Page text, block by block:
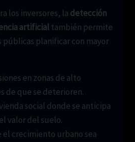
los inversores, la detección
artificialtambién permite
públicas planificar con mayor
en zonas de alto
de que se deterioren.
social donde se anticipa
valor del suelo.
el crecimiento urbano sea